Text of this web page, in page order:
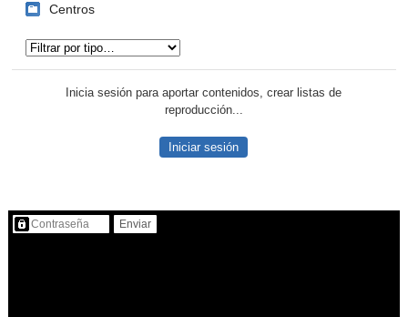
Centros
Inicia sesión para aportar contenidos, crear listas de
reproducción...
Iniciar sesión
Contenido protegido…